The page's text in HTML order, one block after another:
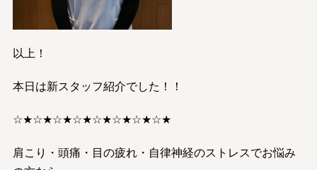
以上！
本日は新スタッフ紹介でした！！
☆★☆★☆★☆★☆★☆★☆★☆★
肩こり・頭痛・目の疲れ・自律神経のストレスでお悩み